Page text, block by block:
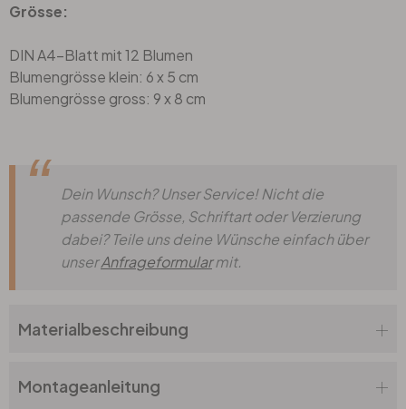
Grösse:
DIN A4-Blatt mit 12 Blumen
Blumengrösse klein: 6 x 5 cm
Blumengrösse gross: 9 x 8 cm
Dein Wunsch? Unser Service! Nicht die
passende Grösse, Schriftart oder Verzierung
dabei? Teile uns deine Wünsche einfach über
unserAnfrageformularmit.
Materialbeschreibung
Montageanleitung